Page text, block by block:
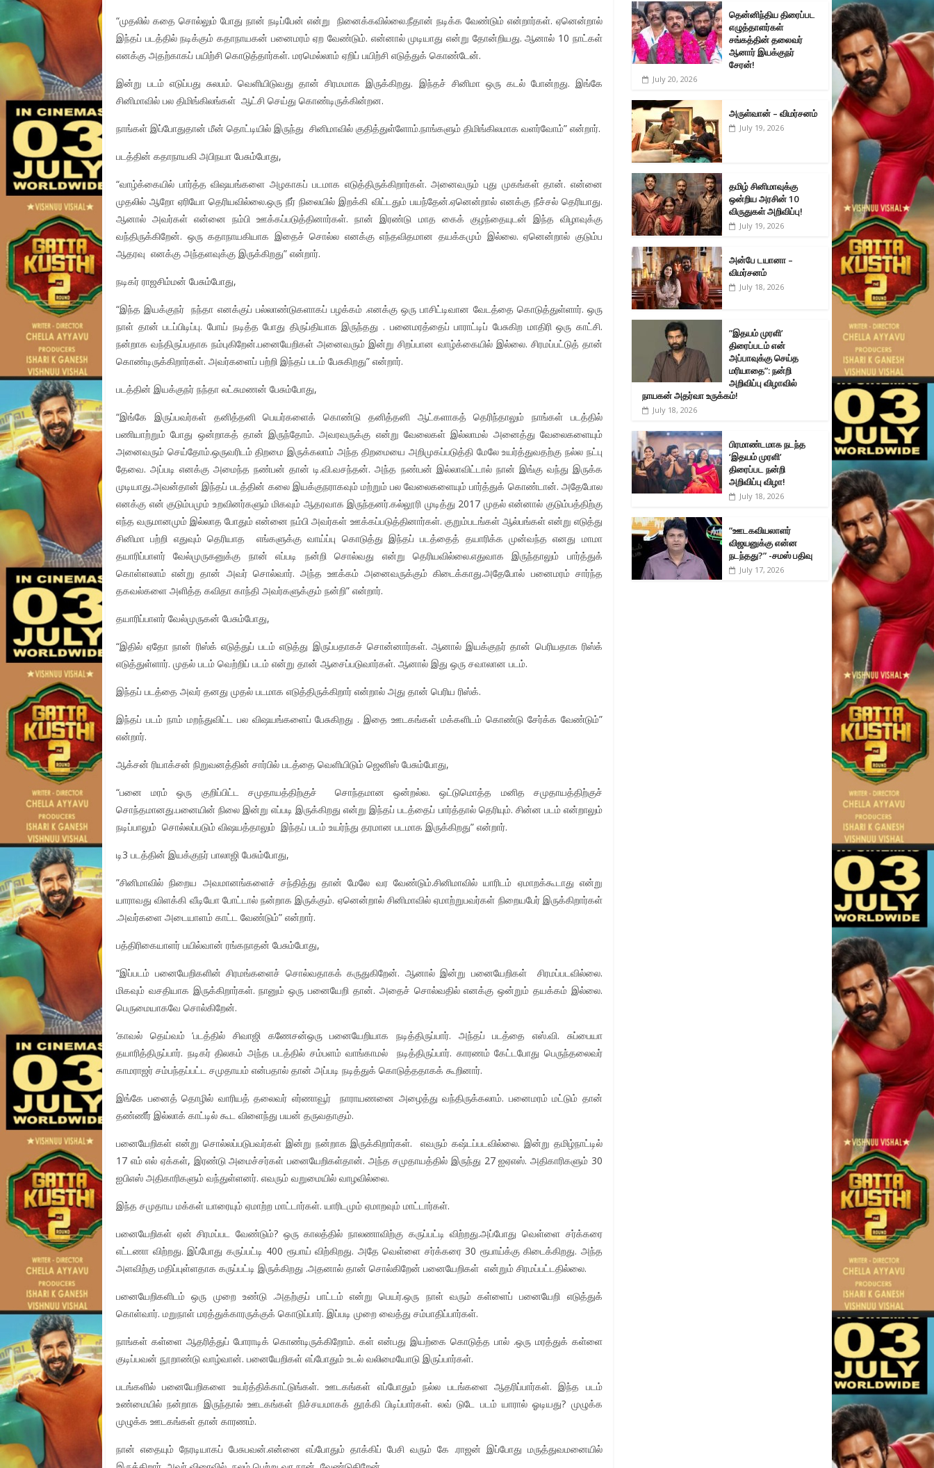
“முதலில் கதை சொல்லும் போது நான் நடிப்பேன் என்று நினைக்கவில்லை.நீதான் நடிக்க வேண்டும் என்றார்கள். ஏனென்றால்
இந்தப் படத்தில் நடிக்கும் கதாநாயகன் பனைமரம் ஏற வேண்டும். என்னால் முடியாது என்று தோன்றியது. ஆனால் 10 நாட்கள்
எனக்கு அதற்காகப் பயிற்சி கொடுத்தார்கள். மரமெல்லாம் ஏறிப் பயிற்சி எடுத்துக் கொண்டேன்.
இன்று படம் எடுப்பது சுலபம். வெளியிடுவது தான் சிரமமாக இருக்கிறது. இந்தச் சினிமா ஒரு கடல் போன்றது. இங்கே
சினிமாவில் பல திமிங்கிலங்கள் ஆட்சி செய்து கொண்டிருக்கின்றன.
நாங்கள் இப்போதுதான் மீன் தொட்டியில் இருந்து சினிமாவில் குதித்துள்ளோம்.நாங்களும் திமிங்கிலமாக வளர்வோம்” என்றார்.
படத்தின் கதாநாயகி அபிநயா பேசும்போது,
“வாழ்க்கையில் பார்த்த விஷயங்களை அழகாகப் படமாக எடுத்திருக்கிறார்கள். அனைவரும் புது முகங்கள் தான். என்னை
முதலில் ஆறோ ஏரியோ தெரியவில்லை.ஒரு நீர் நிலையில் இறக்கி விட்டதும் பயந்தேன்.ஏனென்றால் எனக்கு நீச்சல் தெரியாது.
ஆனால் அவர்கள் என்னை நம்பி ஊக்கப்படுத்தினார்கள். நான் இரண்டு மாத கைக் குழந்தையுடன் இந்த விழாவுக்கு
வந்திருக்கிறேன். ஒரு கதாநாயகியாக இதைச் சொல்ல எனக்கு எந்தவிதமான தயக்கமும் இல்லை. ஏனென்றால் குடும்ப
ஆதரவு எனக்கு அந்தளவுக்கு இருக்கிறது” என்றார்.
நடிகர் ராஜசிம்மன் பேசும்போது,
“இந்த இயக்குநர் நந்தா எனக்குப் பல்லாண்டுகளாகப் பழக்கம் .எனக்கு ஒரு பாசிட்டிவான வேடத்தை கொடுத்துள்ளார். ஒரு
நாள் தான் படப்பிடிப்பு. போய் நடித்த போது திருப்தியாக இருந்தது . பனைமரத்தைப் பாராட்டிப் பேசுகிற மாதிரி ஒரு காட்சி.
நன்றாக வந்திருப்பதாக நம்புகிறேன்.பனையேறிகள் அனைவரும் இன்று சிறப்பான வாழ்க்கையில் இல்லை. சிரமப்பட்டுத் தான்
கொண்டிருக்கிறார்கள். அவர்களைப் பற்றி இந்தப் படம் பேசுகிறது” என்றார்.
படத்தின் இயக்குநர் நந்தா லட்சுமணன் பேசும்போது,
“இங்கே இருப்பவர்கள் தனித்தனி பெயர்களைக் கொண்டு தனித்தனி ஆட்களாகத் தெரிந்தாலும் நாங்கள் படத்தில்
பணியாற்றும் போது ஒன்றாகத் தான் இருந்தோம். அவரவருக்கு என்று வேலைகள் இல்லாமல் அனைத்து வேலைகளையும்
அனைவரும் செய்தோம்.ஒருவரிடம் திறமை இருக்கலாம் அந்த திறமையை அறிமுகப்படுத்தி மேலே உயர்த்துவதற்கு நல்ல நட்பு
தேவை. அப்படி எனக்கு அமைந்த நண்பன் தான் டி.வி.வசந்தன். அந்த நண்பன் இல்லாவிட்டால் நான் இங்கு வந்து இருக்க
முடியாது.அவன்தான் இந்தப் படத்தின் கலை இயக்குநராகவும் மற்றும் பல வேலைகளையும் பார்த்துக் கொண்டான். அதேபோல
எனக்கு என் குடும்பமும் உறவினர்களும் மிகவும் ஆதரவாக இருந்தனர்.கல்லூரி முடித்து 2017 முதல் என்னால் குடும்பத்திற்கு
எந்த வருமானமும் இல்லாத போதும் என்னை நம்பி அவர்கள் ஊக்கப்படுத்தினார்கள். குறும்படங்கள் ஆல்பங்கள் என்று எடுத்து
சினிமா பற்றி எதுவும் தெரியாத எங்களுக்கு வாய்ப்பு கொடுத்து இந்தப் படத்தைத் தயாரிக்க முன்வந்த எனது மாமா
தயாரிப்பாளர் வேல்முருகனுக்கு நான் எப்படி நன்றி சொல்வது என்று தெரியவில்லை.எதுவாக இருந்தாலும் பார்த்துக்
கொள்ளலாம் என்று தான் அவர் சொல்வார். அந்த ஊக்கம் அனைவருக்கும் கிடைக்காது.அதேபோல் பனைமரம் சார்ந்த
தகவல்களை அளித்த கவிதா காந்தி அவர்களுக்கும் நன்றி” என்றார்.
தயாரிப்பாளர் வேல்முருகன் பேசும்போது,
“இதில் ஏதோ நான் ரிஸ்க் எடுத்துப் படம் எடுத்து இருப்பதாகச் சொன்னார்கள். ஆனால் இயக்குநர் தான் பெரியதாக ரிஸ்க்
எடுத்துள்ளார். முதல் படம் வெற்றிப் படம் என்று தான் ஆசைப்படுவார்கள். ஆனால் இது ஒரு சவாலான படம்.
இந்தப் படத்தை அவர் தனது முதல் படமாக எடுத்திருக்கிறார் என்றால் அது தான் பெரிய ரிஸ்க்.
இந்தப் படம் நாம் மறந்துவிட்ட பல விஷயங்களைப் பேசுகிறது . இதை ஊடகங்கள் மக்களிடம் கொண்டு சேர்க்க வேண்டும்”
என்றார்.
ஆக்சன் ரியாக்சன் நிறுவனத்தின் சார்பில் படத்தை வெளியிடும் ஜெனிஸ் பேசும்போது,
“பனை மரம் ஒரு குறிப்பிட்ட சமுதாயத்திற்குச் சொந்தமான ஒன்றல்ல. ஒட்டுமொத்த மனித சமுதாயத்திற்குச்
சொந்தமானது.பனையின் நிலை இன்று எப்படி இருக்கிறது என்று இந்தப் படத்தைப் பார்த்தால் தெரியும். சின்ன படம் என்றாலும்
நடிப்பாலும் சொல்லப்படும் விஷயத்தாலும் இந்தப் படம் உயர்ந்து தரமான படமாக இருக்கிறது” என்றார்.
டி3 படத்தின் இயக்குநர் பாலாஜி பேசும்போது,
”சினிமாவில் நிறைய அவமானங்களைச் சந்தித்து தான் மேலே வர வேண்டும்.சினிமாவில் யாரிடம் ஏமாறக்கூடாது என்று
யாராவது விளக்கி வீடியோ போட்டால் நன்றாக இருக்கும். ஏனென்றால் சினிமாவில் ஏமாற்றுபவர்கள் நிறையபேர் இருக்கிறார்கள்
.அவர்களை அடையாளம் காட்ட வேண்டும்” என்றார்.
பத்திரிகையாளர் பயில்வான் ரங்கநாதன் பேசும்போது,
“இப்படம் பனையேறிகளின் சிரமங்களைச் சொல்வதாகக் கருதுகிறேன். ஆனால் இன்று பனையேறிகள் சிரமப்படவில்லை.
மிகவும் வசதியாக இருக்கிறார்கள். நானும் ஒரு பனையேறி தான். அதைச் சொல்வதில் எனக்கு ஒன்றும் தயக்கம் இல்லை.
பெருமையாகவே சொல்கிறேன்.
‘காவல் தெய்வம் ‘படத்தில் சிவாஜி கணேசன்ஒரு பனையேறியாக நடித்திருப்பார். அந்தப் படத்தை எஸ்.வி. சுப்பையா
தயாரித்திருப்பார். நடிகர் திலகம் அந்த படத்தில் சம்பளம் வாங்காமல் நடித்திருப்பார். காரணம் கேட்டபோது பெருந்தலைவர்
காமராஜர் சம்பந்தப்பட்ட சமுதாயம் என்பதால் தான் அப்படி நடித்துக் கொடுத்ததாகக் கூறினார்.
இங்கே பனைத் தொழில் வாரியத் தலைவர் எர்ணாவூர் நாராயணனை அழைத்து வந்திருக்கலாம். பனைமரம் மட்டும் தான்
தண்ணீர் இல்லாக் காட்டில் கூட விளைந்து பயன் தருவதாகும்.
பனையேறிகள் என்று சொல்லப்படுபவர்கள் இன்று நன்றாக இருக்கிறார்கள். எவரும் கஷ்டப்படவில்லை. இன்று தமிழ்நாட்டில்
17 எம் எல் ஏக்கள், இரண்டு அமைச்சர்கள் பனையேறிகள்தான். அந்த சமுதாயத்தில் இருந்து 27 ஐஏஎஸ். அதிகாரிகளும் 30
ஐபிஎஸ் அதிகாரிகளும் வந்துள்ளனர். எவரும் வறுமையில் வாழவில்லை.
இந்த சமுதாய மக்கள் யாரையும் ஏமாற்ற மாட்டார்கள். யாரிடமும் ஏமாறவும் மாட்டார்கள்.
பனையேறிகள் ஏன் சிரமப்பட வேண்டும்? ஒரு காலத்தில் நாலணாவிற்கு கருப்பட்டி விற்றது.அப்போது வெள்ளை சர்க்கரை
எட்டணா விற்றது. இப்போது கருப்பட்டி 400 ரூபாய் விற்கிறது. அதே வெள்ளை சர்க்கரை 30 ரூபாய்க்கு கிடைக்கிறது. அந்த
அளவிற்கு மதிப்புள்ளதாக கருப்பட்டி இருக்கிறது .அதனால் தான் சொல்கிறேன் பனையேறிகள் என்றும் சிரமப்பட்டதில்லை.
பனையேறிகளிடம் ஒரு முறை உண்டு .அதற்குப் பாட்டம் என்று பெயர்.ஒரு நாள் வரும் கள்ளைப் பனையேறி எடுத்துக்
கொள்வார். மறுநாள் மரத்துக்காரருக்குக் கொடுப்பார். இப்படி முறை வைத்து சம்பாதிப்பார்கள்.
நாங்கள் கள்ளை ஆதரித்துப் போராடிக் கொண்டிருக்கிறோம். கள் என்பது இயற்கை கொடுத்த பால் .ஒரு மரத்துக் கள்ளை
குடிப்பவன் நூறாண்டு வாழ்வான். பனையேறிகள் எப்போதும் உடல் வலிமையோடு இருப்பார்கள்.
படங்களில் பனையேறிகளை உயர்த்திக்காட்டுங்கள். ஊடகங்கள் எப்போதும் நல்ல படங்களை ஆதரிப்பார்கள். இந்த படம்
உண்மையில் நன்றாக இருந்தால் ஊடகங்கள் நிச்சயமாகக் தூக்கி பிடிப்பார்கள். லவ் டுடே படம் யாரால் ஓடியது? முழுக்க
முழுக்க ஊடகங்கள் தான் காரணம்.
நான் எதையும் நேரடியாகப் பேசுபவன்.என்னை எப்போதும் தாக்கிப் பேசி வரும் கே .ராஜன் இப்போது மருத்துவமனையில்
தென்னிந்திய திரைப்பட
எழுத்தாளர்கள்
சங்கத்தின் தலைவர்
ஆனார் இயக்குநர்
சேரன்!
July 20, 2026
அருள்வான் – விமர்சனம்
July 19, 2026
தமிழ் சினிமாவுக்கு
ஒன்றிய அரசின் 10
விருதுகள் அறிவிப்பு!
July 19, 2026
அன்பே டயானா –
விமர்சனம்
July 18, 2026
”இதயம் முரளி’
திரைப்படம் என்
அப்பாவுக்கு செய்த
மரியாதை”: நன்றி
அறிவிப்பு விழாவில்
நாயகன் அதர்வா உருக்கம்!
July 18, 2026
பிரமாண்டமாக நடந்த
‘இதயம் முரளி’
திரைப்பட நன்றி
அறிவிப்பு விழா!
July 18, 2026
”ஊடகவியலாளர்
விஜயனுக்கு என்ன
நடந்தது?” -சமஸ் பதிவு
July 17, 2026